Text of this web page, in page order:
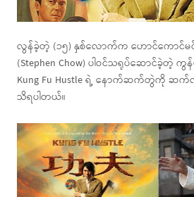
လွန်ခဲ့တဲ့ (၁၅) နှစ်လောက်က ဟောင်ကောင်မင်း
(Stephen Chow) ပါဝင်သရုပ်ဆောင်ခဲ့တဲ့
Kung Fu Hustle ရဲ့ နောက်ဆက်တွဲကို
သိရပါတယ်။